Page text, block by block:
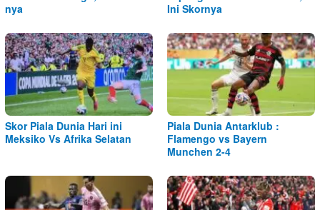
nya
Ini Skornya
Skor Piala Dunia Hari ini
Meksiko Vs Afrika Selatan
Piala Dunia Antarklub :
Flamengo vs Bayern
Munchen 2-4